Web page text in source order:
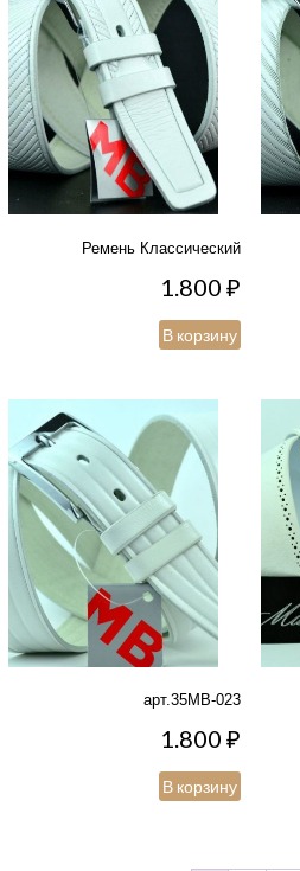
Ремень Классический
1.800₽
В корзину
арт.35MB-023
1.800₽
В корзину